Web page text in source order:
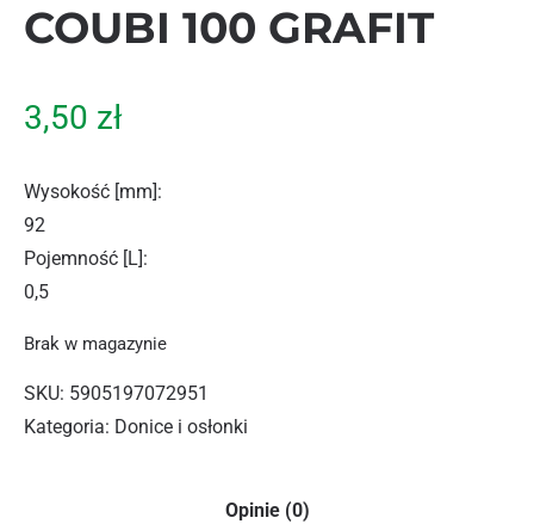
COUBI 100 GRAFIT
3,50 zł
Wysokość [mm]:
92
Pojemność [L]:
0,5
Brak w magazynie
SKU: 5905197072951
Kategoria: Donice i osłonki
Opinie (0)